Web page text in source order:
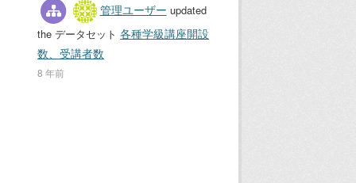
管理ユーザー updated
the データセット各種学級講座開設
数、受講者数
8 年前